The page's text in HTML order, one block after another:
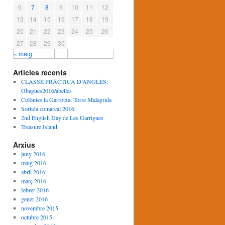
« maig
6 7 8 9 10 11
12
13
14 15 16 17 18
19
20
21 22 23 24 25
26
27
28 29 30
Articles recents
CLASSE PRÀCTICA D’ANGLÈS:
Obagues2016/abelles
Colònies la Garrotxa: Torre Malagrida
Sortida comarcal 2016
2nd English Day de Les Garrigues
Treasure Island
Arxius
juny 2016
maig 2016
abril 2016
març 2016
febrer 2016
gener 2016
novembre 2015
octubre 2015